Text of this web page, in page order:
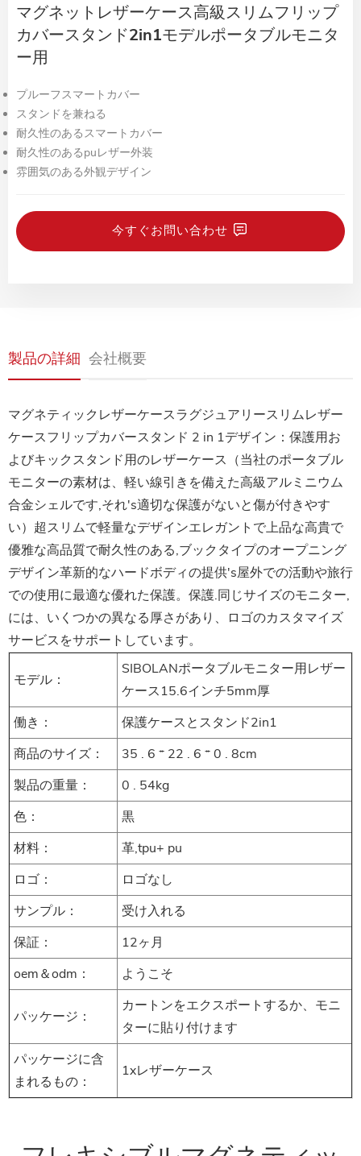
マグネットレザーケース高級スリムフリップ
カバースタンド2in1モデルポータブルモニタ
ー用
プルーフスマートカバー
スタンドを兼ねる
耐久性のあるスマートカバー
耐久性のあるpuレザー外装
雰囲気のある外観デザイン
今すぐお問い合わせ
製品の詳細 会社概要
マグネティックレザーケースラグジュアリースリムレザー
ケースフリップカバースタンド 2 in 1デザイン：保護用お
よびキックスタンド用のレザーケース（当社のポータブル
モニターの素材は、軽い線引きを備えた高級アルミニウム
合金シェルです,それ's適切な保護がないと傷が付きやす
い）超スリムで軽量なデザインエレガントで上品な高貴で
優雅な高品質で耐久性のある,ブックタイプのオープニング
デザイン革新的なハードボディの提供's屋外での活動や旅行
での使用に最適な優れた保護。保護.同じサイズのモニター,
には、いくつかの異なる厚さがあり、ロゴのカスタマイズ
サービスをサポートしています。
モデル：
SIBOLANポータブルモニター用レザー
ケース15.6インチ5mm厚
働き：
保護ケースとスタンド2in1
商品のサイズ：
35 . 6 * 22 . 6 * 0 . 8cm
製品の重量：
0 . 54kg
色：
黒
材料：
革,tpu+ pu
ロゴ：
ロゴなし
サンプル：
受け入れる
保証：
12ヶ月
oem＆odm：
ようこそ
パッケージ：
カートンをエクスポートするか、モニ
ターに貼り付けます
パッケージに含
まれるもの：
1xレザーケース